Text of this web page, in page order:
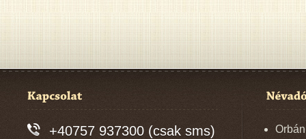
+40757 937300 (csak sms)